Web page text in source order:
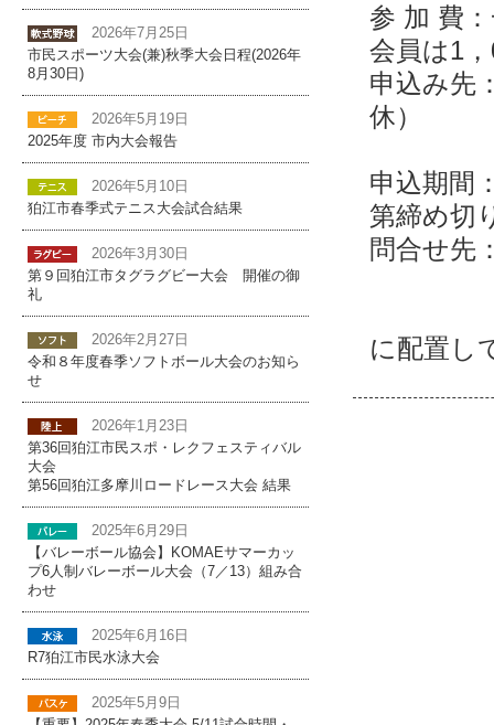
参 加 費
会員は1
申込み先
休）
申込期間
第締め切
問合せ先
に配置し
2026年7月25日
市民スポーツ大会(兼)秋季大会日程(2026年
8月30日)
2026年5月19日
2025年度 市内大会報告
2026年5月10日
狛江市春季式テニス大会試合結果
2026年3月30日
第９回狛江市タグラグビー大会 開催の御
礼
2026年2月27日
令和８年度春季ソフトボール大会のお知ら
せ
2026年1月23日
第36回狛江市民スポ・レクフェスティバル
大会
第56回狛江多摩川ロードレース大会 結果
2025年6月29日
【バレーボール協会】KOMAEサマーカッ
プ6人制バレーボール大会（7／13）組み合
わせ
2025年6月16日
R7狛江市民水泳大会
2025年5月9日